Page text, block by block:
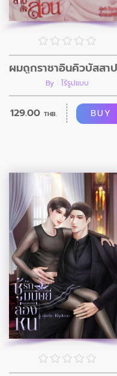
By : ไร้รูปแบบ
129.00 THB. BUY